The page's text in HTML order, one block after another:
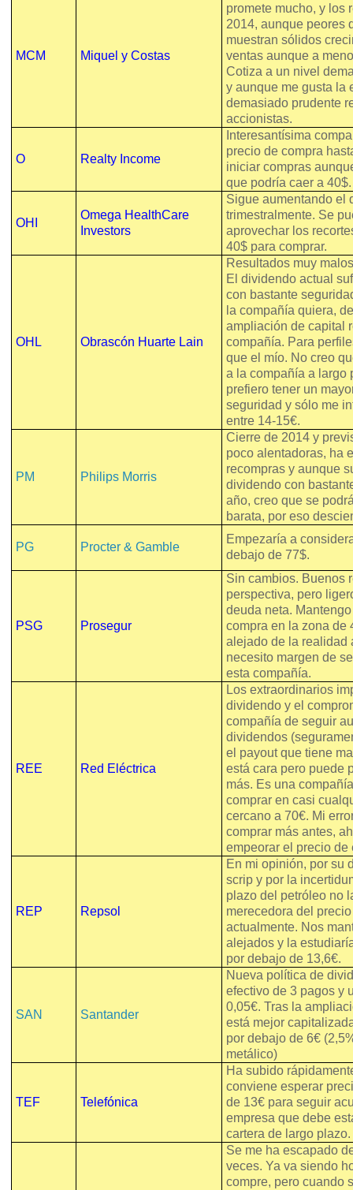
MCM Miquel y Costas
promete mucho, y los
2014, aunque peores
muestran sólidos
ventas aunque a
Cotiza a un nivel
y aunque me gusta la
demasiado prudente
accionistas.
O Realty Income
Interesantísima
precio de compra
iniciar compras
que podría caer a 40$.
OHI
Omega HealthCare
Investors
Sigue aumentando el
trimestralmente. Se
aprovechar los
40$ para comprar.
OHL Obrascón Huarte Lain
Resultados muy
El dividendo actual
con bastante
la compañía quiera,
ampliación de capital
compañía. Para
que el mío. No creo
a la compañía a largo
prefiero tener un
seguridad y sólo me
entre 14-15€.
PM Philips Morris
Cierre de 2014 y
poco alentadoras, ha
recompras y aunque
dividendo con
año, creo que se
barata, por eso
PG Procter & Gamble
Empezaría a
debajo de 77$.
PSG Prosegur
Sin cambios. Buenos
perspectiva, pero
deuda neta.
compra en la zona de
alejado de la realidad
necesito margen de
esta compañía.
REE Red Eléctrica
Los extraordinarios
dividendo y el
compañía de seguir
dividendos
el payout que tiene
está cara pero puede
más. Es una
comprar en casi
cercano a 70€. Mi
comprar más antes,
empeorar el precio de
REP Repsol
En mi opinión, por su
scrip y por la
plazo del petróleo no
merecedora del
actualmente. Nos
alejados y la
por debajo de 13,6€.
SAN Santander
Nueva política de
efectivo de 3 pagos y
0,05€. Tras la
está mejor
por debajo de 6€
metálico)
TEF Telefónica
Ha subido
conviene esperar
de 13€ para seguir
empresa que debe
cartera de largo plazo.
Se me ha escapado
veces. Ya va siendo
compre, pero cuando